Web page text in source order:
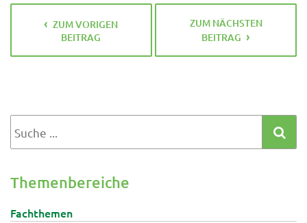
ZUM VORIGEN
BEITRAG
ZUM NÄCHSTEN
BEITRAG
Themenbereiche
Fachthemen